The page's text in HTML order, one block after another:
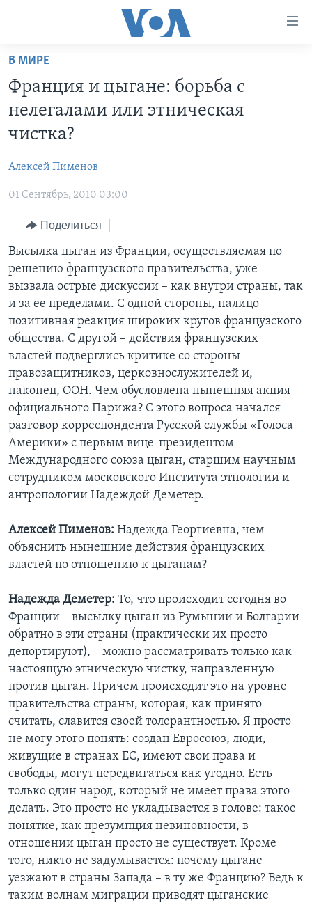
Перейти
основной
контент
основной
Перейти
поиск
ПРОГРАММЫ
АМЕРИКА
ПОЧЕМУ ЭТО ВАЖНО?
ДИСКУССИЯ VOA
ДЕТАЛИ
НЬЮ-ЙОРК NEW YORK
АМЕРИКА. БОЛЬШОЕ ПУТЕШЕСТВИЕ
А КАК В АМЕРИКЕ?
АРТЕФАКТЫ
АМЕРИКАНСКИЕ ГОРОДКИ
ТЕСТЫ
ИНТЕРВЬЮ
ФАКТЫ ПРОТИВ ФЕЙКОВ
ЗА СВОБОДУ ПРЕССЫ
УЧИМ АНГЛИЙСКИЙ
ВИДЕО
ПОДПИСКА НА НОВОСТИ
Learning English
СОЦИАЛЬНЫЕ СЕТИ
Языки
В МИРЕ
Франция и цыгане: борьба с
нелегалами или этническая
чистка?
Алексей Пименов
01 Сентябрь, 2010 03:00
Поделиться
Высылка цыган из Франции, осуществляемая по
решению французского правительства, уже
вызвала острые дискуссии – как внутри страны, так
и за ее пределами. С одной стороны, налицо
позитивная реакция широких кругов французского
общества. С другой – действия французских
властей подверглись критике со стороны
правозащитников, церковнослужителей и,
наконец, ООН. Чем обусловлена нынешняя акция
официального Парижа? С этого вопроса начался
разговор корреспондента Русской службы «Голоса
Америки» с первым вице-президентом
Международного союза цыган, старшим научным
сотрудником московского Института этнологии и
антропологии Надеждой Деметер.
Алексей Пименов: Надежда Георгиевна, чем
объяснить нынешние действия французских
властей по отношению к цыганам?
Надежда Деметер: То, что происходит сегодня во
Франции – высылку цыган из Румынии и Болгарии
обратно в эти страны (практически их просто
депортируют), – можно рассматривать только как
настоящую этническую чистку, направленную
против цыган. Причем происходит это на уровне
правительства страны, которая, как принято
считать, славится своей толерантностью. Я просто
не могу этого понять: создан Евросоюз, люди,
живущие в странах ЕС, имеют свои права и
свободы, могут передвигаться как угодно. Есть
только один народ, который не имеет права этого
делать. Это просто не укладывается в голове: такое
понятие, как презумпция невиновности, в
отношении цыган просто не существует. Кроме
того, никто не задумывается: почему цыгане
уезжают в страны Запада – в ту же Францию? Ведь к
таким волнам миграции приводят цыганские